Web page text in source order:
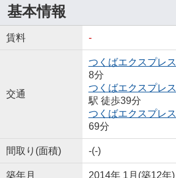
基本情報
賃料 -
交通
つくばエクスプレス
8分
つくばエクスプレス
駅 徒歩39分
つくばエクスプレス
69分
間取り(面積) -(-)
築年月 2014年 1月(築12年)